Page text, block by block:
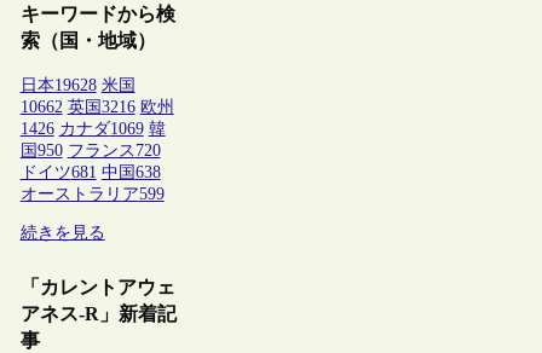
キーワードから検
索（国・地域）
日本19628 米国
10662 英国3216 欧州
1426 カナダ1069 韓
国950 フランス 720
ドイツ681 中国638
オーストラリア599
続きを見る
「カレントアウェ
アネス-R」新着記
事